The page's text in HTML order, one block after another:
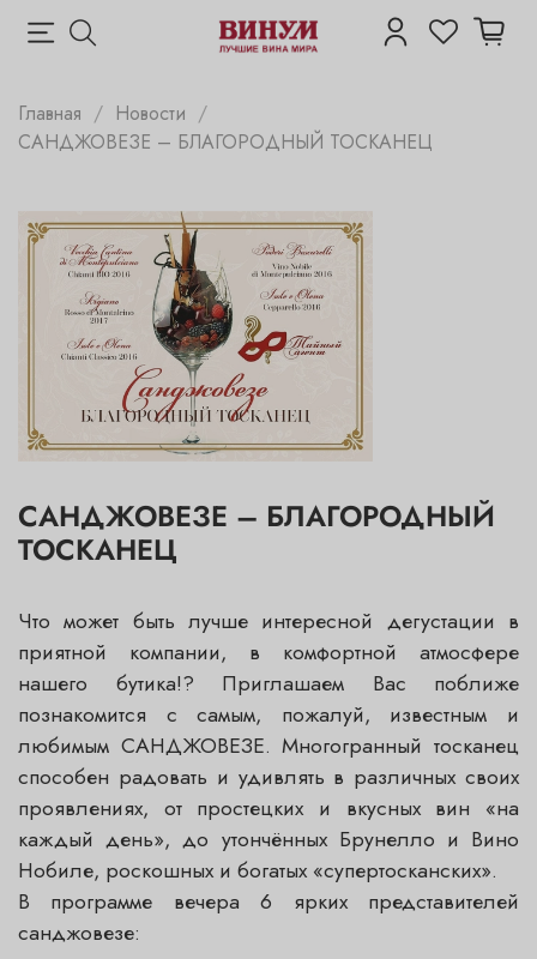
Главная
Новости
САНДЖОВЕЗЕ – БЛАГОРОДНЫЙ ТОСКАНЕЦ
САНДЖОВЕЗЕ – БЛАГОРОДНЫЙ
ТОСКАНЕЦ
Что может быть лучше интересной дегустации в
приятной компании, в комфортной атмосфере
нашего бутика!? Приглашаем Вас поближе
познакомится с самым, пожалуй, известным и
любимым САНДЖОВЕЗЕ. Многогранный тосканец
способен радовать и удивлять в различных своих
проявлениях, от простецких и вкусных вин «на
каждый день», до утончённых Брунелло и Вино
Нобиле, роскошных и богатых «супертосканских».
В программе вечера 6 ярких представителей
санджовезе: